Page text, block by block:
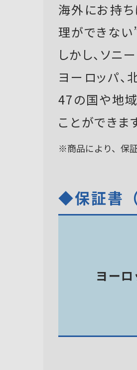
海外にお持
理ができない
しかし、ソニ
ヨーロッパ、
47の国や地
ことができま
※商品により、保
◆保証書
ヨーロ